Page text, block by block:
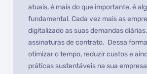
atuais, é mais do que importante, é
fundamental. Cada vez mais as
digitalizado as suas demandas
assinaturas de contrato. Dessa
otimizar o tempo, reduzir custos e
práticas sustentáveis na sua